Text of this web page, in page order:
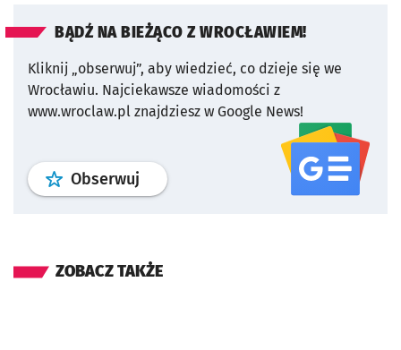
BĄDŹ NA BIEŻĄCO Z WROCŁAWIEM!
Kliknij „obserwuj”, aby wiedzieć, co dzieje się we
Wrocławiu. Najciekawsze wiadomości z
www.wroclaw.pl znajdziesz w Google News!
Obserwuj profil serwisu
ZOBACZ TAKŻE